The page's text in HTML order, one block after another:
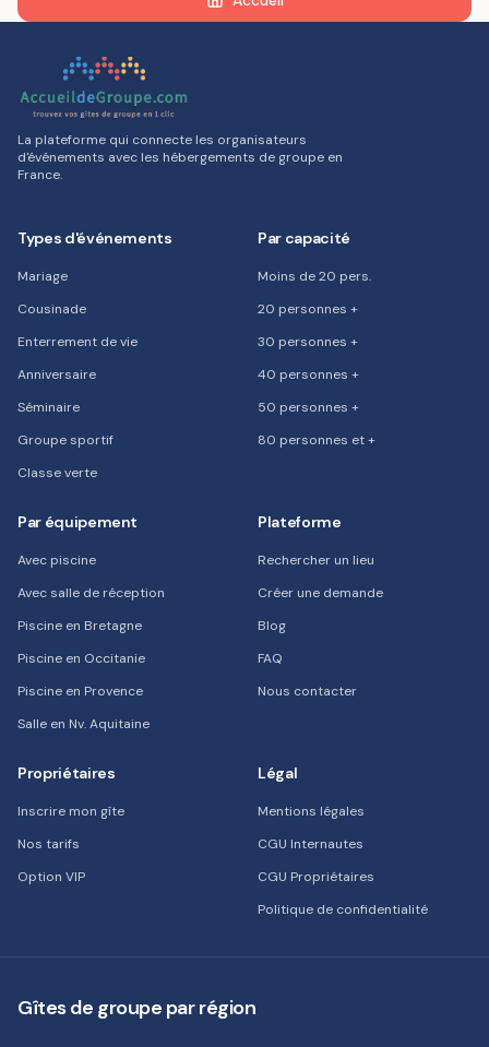
La plateforme qui connecte les organisateurs
d'événements avec les hébergements de groupe en
France.
Types d'événements
Mariage
Cousinade
Enterrement de vie
Anniversaire
Séminaire
Groupe sportif
Classe verte
Par capacité
Moins de 20 pers.
20 personnes +
30 personnes +
40 personnes +
50 personnes +
80 personnes et +
Par équipement
Avec piscine
Avec salle de réception
Piscine en Bretagne
Piscine en Occitanie
Piscine en Provence
Salle en Nv. Aquitaine
Plateforme
Rechercher un lieu
Créer une demande
Blog
FAQ
Nous contacter
Propriétaires
Inscrire mon gîte
Nos tarifs
Option VIP
Légal
Mentions légales
CGU Internautes
CGU Propriétaires
Politique de confidentialité
Gîtes de groupe par région